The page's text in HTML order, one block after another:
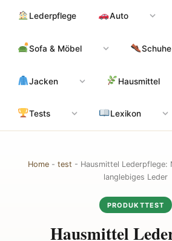
Inhalt
Lederpflege Auto
Sofa & Möbel Schuhe
Jacken Hausmittel
Tests Lexikon
Home - test - Hausmittel
langlebiges Leder
PRODUKTTEST
Hausmittel